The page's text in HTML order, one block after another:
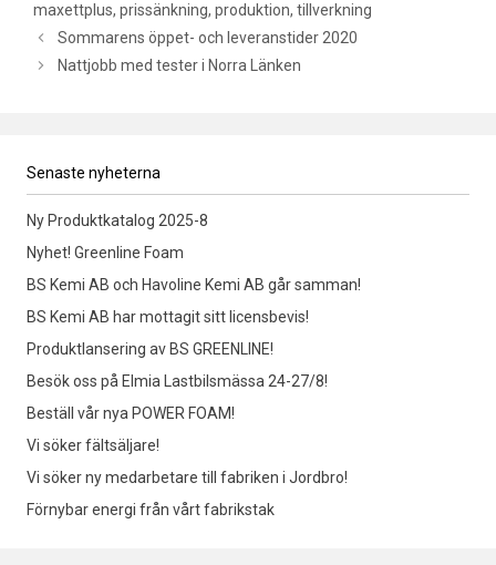
maxettplus, prissänkning, produktion, tillverkning
Inläggsnavigering
Sommarens öppet- och leveranstider 2020
Nattjobb med tester i Norra Länken
Senaste nyheterna
Ny Produktkatalog 2025-8
Nyhet! Greenline Foam
BS Kemi AB och Havoline Kemi AB går samman!
BS Kemi AB har mottagit sitt licensbevis!
Produktlansering av BS GREENLINE!
Besök oss på Elmia Lastbilsmässa 24-27/8!
Beställ vår nya POWER FOAM!
Vi söker fältsäljare!
Vi söker ny medarbetare till fabriken i Jordbro!
Förnybar energi från vårt fabrikstak